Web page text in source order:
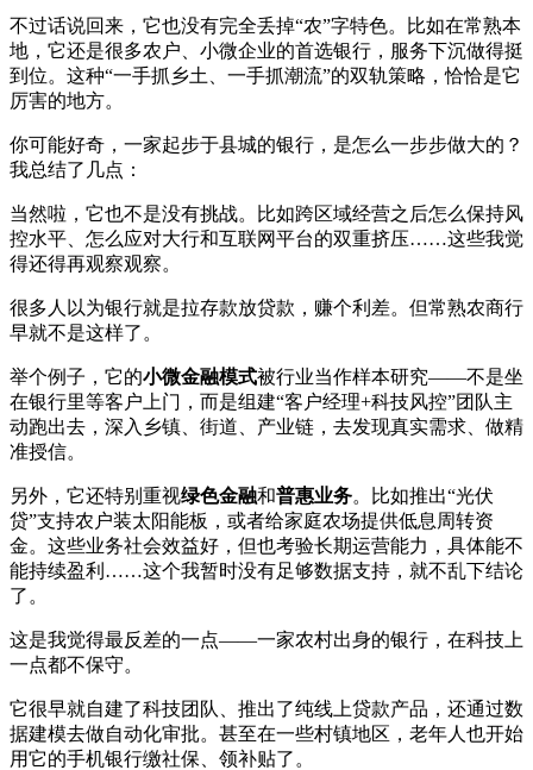
不过话说回来，它也没有完全丢掉“农”字特色。比如在常熟本
地，它还是很多农户、小微企业的首选银行，服务下沉做得挺
到位。这种“一手抓乡土、一手抓潮流”的双轨策略，恰恰是它
厉害的地方。
你可能好奇，一家起步于县城的银行，是怎么一步步做大的？
我总结了几点：
当然啦，它也不是没有挑战。比如跨区域经营之后怎么保持风
控水平、怎么应对大行和互联网平台的双重挤压……这些我觉
得还得再观察观察。
很多人以为银行就是拉存款放贷款，赚个利差。但常熟农商行
早就不是这样了。
举个例子，它的小微金融模式被行业当作样本研究——不是坐
在银行里等客户上门，而是组建“客户经理+科技风控”团队主
动跑出去，深入乡镇、街道、产业链，去发现真实需求、做精
准授信。
另外，它还特别重视绿色金融和普惠业务。比如推出“光伏
贷”支持农户装太阳能板，或者给家庭农场提供低息周转资
金。这些业务社会效益好，但也考验长期运营能力，具体能不
能持续盈利……这个我暂时没有足够数据支持，就不乱下结论
了。
这是我觉得最反差的一点——一家农村出身的银行，在科技上
一点都不保守。
它很早就自建了科技团队、推出了纯线上贷款产品，还通过数
据建模去做自动化审批。甚至在一些村镇地区，老年人也开始
用它的手机银行缴社保、领补贴了。